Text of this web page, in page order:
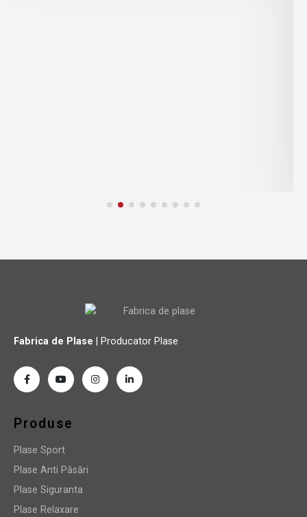
Fabrica de Plase | Producator Plase
Produse
Plase Sport
Plase Anti Păsări
Plase Siguranta
Plase Relaxare